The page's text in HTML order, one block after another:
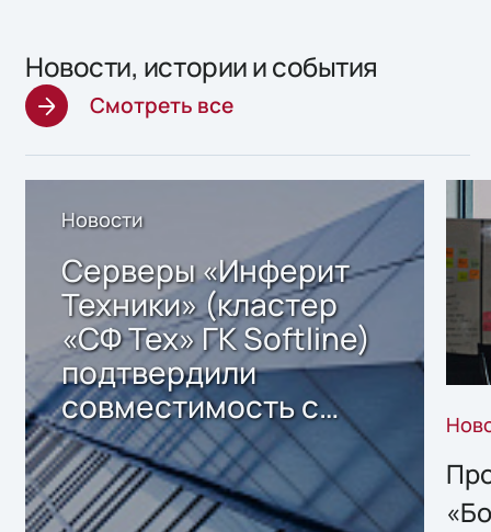
Новости, истории и события
Смотреть все
Новости
Серверы «Инферит
Техники» (кластер
«СФ Тех» ГК Softline)
подтвердили
совместимость с
решением Sharx
Storage 2.x для
хранения данных